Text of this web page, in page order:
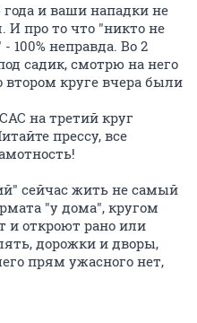
года и ваши нападки не
И про то что "никто не
100% неправда. Во 2
садик, смотрю на него
круге вчера были
на третий круг
прессу, все
сейчас жить не самый
"у дома", кругом
и откроют рано или
дорожки и дворы,
прям ужасного нет,